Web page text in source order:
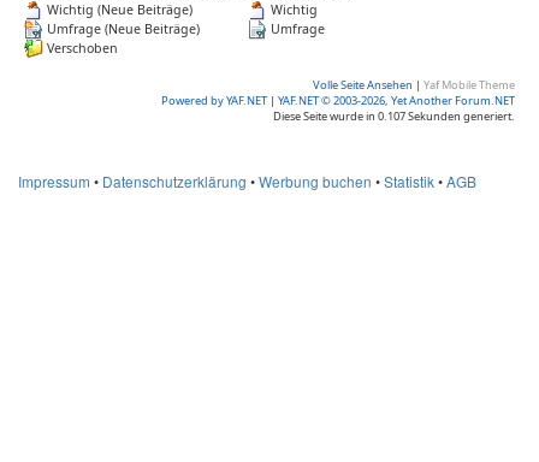
Wichtig (Neue Beiträge)
Wichtig
Umfrage (Neue Beiträge)
Umfrage
Verschoben
Volle Seite Ansehen | Yaf Mobile Theme
Powered by YAF.NET | YAF.NET © 2003-2026, Yet Another Forum.NET
Diese Seite wurde in 0.107 Sekunden generiert.
Impressum • Datenschutzerklärung •Werbung buchen •Statistik•AGB